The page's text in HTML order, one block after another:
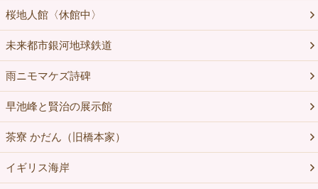
桜地人館〈休館中〉
未来都市銀河地球鉄道
雨ニモマケズ詩碑
早池峰と賢治の展示館
茶寮 かだん（旧橋本家）
イギリス海岸